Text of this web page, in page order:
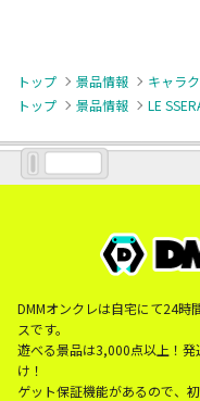
トップ 景品情報 キャラ
トップ
景品情報 LE
DMMオンクレは自宅にて24時
スです。
遊べる景品は3,000点以上！
け！
ゲット保証機能があるので、